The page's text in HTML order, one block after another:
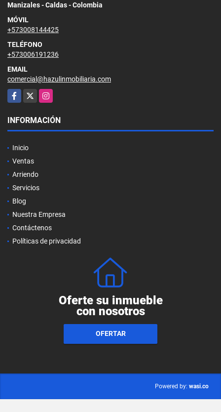
Manizales - Caldas - Colombia
MÓVIL
+573008144425
TELÉFONO
+573006191236
EMAIL
comercial@hazulinmobiliaria.com
Facebook
X Instagram
INFORMACIÓN
Inicio
Ventas
Arriendo
Servicios
Blog
Nuestra Empresa
Contáctenos
Políticas de privacidad
Oferte su inmueble
con nosotros
OFERTAR
Powered by: wasi.co